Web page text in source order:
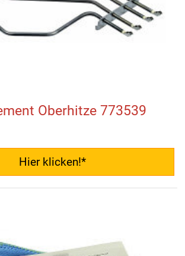
Oberhitze 773539
Hier klicken!*